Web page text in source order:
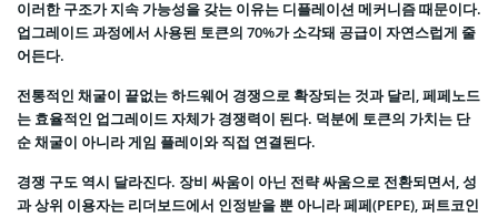
이러한 구조가 지속 가능성을 갖는 이유는 디플레이션 메커니즘 때문이다.
업그레이드 과정에서 사용된 토큰의 70%가 소각돼 공급이 자연스럽게 줄
어든다.
전통적인 채굴이 끝없는 하드웨어 경쟁으로 확장되는 것과 달리, 페페노드
는 효율적인 업그레이드 자체가 경쟁력이 된다. 덕분에 토큰의 가치는 단
순 채굴이 아니라 게임 플레이와 직접 연결된다.
경쟁 구도 역시 달라진다. 장비 싸움이 아닌 전략 싸움으로 전환되면서, 성
과 상위 이용자는 리더보드에서 인정받을 뿐 아니라 페페(PEPE), 퍼트코인